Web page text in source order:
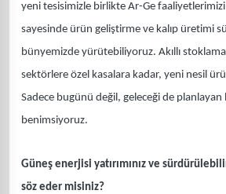
yeni tesisimizle birlikte Ar-Ge faaliyetlerimizi
sayesinde ürün geliştirme ve kalıp üretimi
bünyemizde yürütebiliyoruz. Akıllı
sektörlere özel kasalara kadar, yeni nesil
Sadece bugünü değil, geleceği de planlayan
benimsiyoruz.
Güneş enerjisi yatırımınız ve
söz eder misiniz?